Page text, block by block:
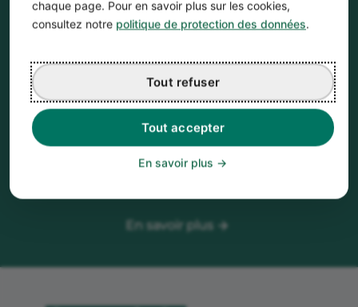
chaque page. Pour en savoir plus sur les cookies,
consultez notre politique de protection des données.
Tout accepter
Tout refuser
En savoir plus
Calcul automatique
Les calculs financiers sont réalisés
Plan
Accessible à tous
L’outil vous guide pas à pas, aucune connaissance
En savoir plus